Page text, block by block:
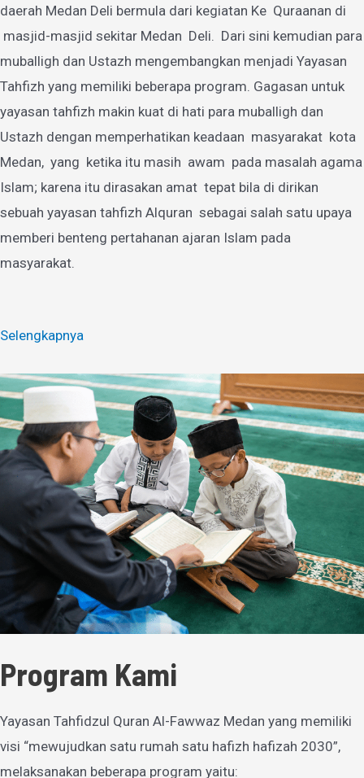
daerah Medan Deli bermula dari kegiatan Ke Quraanan di
masjid-masjid sekitar Medan Deli. Dari sini kemudian para
muballigh dan Ustazh mengembangkan menjadi Yayasan
Tahfizh yang memiliki beberapa program. Gagasan untuk
yayasan tahfizh makin kuat di hati para muballigh dan
Ustazh dengan memperhatikan keadaan masyarakat kota
Medan, yang ketika itu masih awam pada masalah agama
Islam; karena itu dirasakan amat tepat bila di dirikan
sebuah yayasan tahfizh Alquran sebagai salah satu upaya
memberi benteng pertahanan ajaran Islam pada
masyarakat.
Selengkapnya
Program Kami
Yayasan Tahfidzul Quran Al-Fawwaz Medan yang memiliki
visi “mewujudkan satu rumah satu hafizh hafizah 2030”,
melaksanakan beberapa program yaitu: